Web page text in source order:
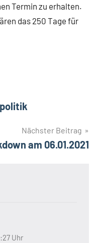
Termin zu erhalten.
das 250 Tage für
Nächster Beitrag
am 06.01.2021
Uhr